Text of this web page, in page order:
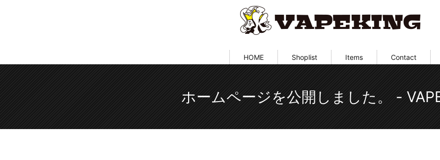
HOME Shoplist Items Contact
ホームページを公開しました。 -